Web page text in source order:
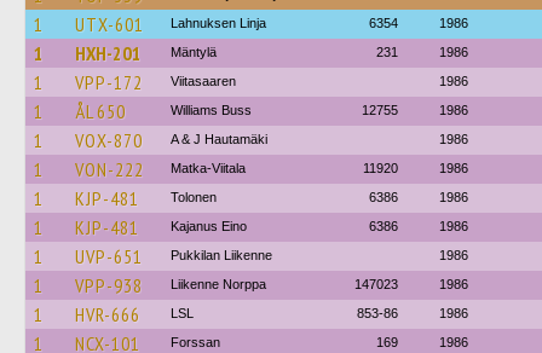
1 UTX-601 Lahnuksen Linja 6354 1986
1 HXH-201 Mäntylä 231 1986
1 VPP-172 Viitasaaren 1986
1 ÅL 650 Williams Buss 12755 1986
1 VOX-870 A & J Hautamäki 1986
1 VON-222 Matka-Viitala 11920 1986
1 KJP-481 Tolonen 6386 1986
1 KJP-481 Kajanus Eino 6386 1986
1 UVP-651 Pukkilan Liikenne 1986
1 VPP-938 Liikenne Norppa 147023 1986
1 HVR-666 LSL 853-86 1986
1 NCX-101 Forssan 169 1986